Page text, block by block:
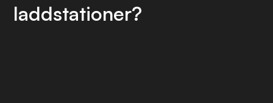
laddstationer?